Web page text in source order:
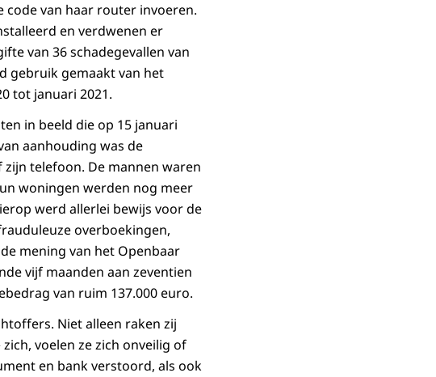
code van haar router invoeren.
en verdwenen er
van 36 schadegevallen van
gebruik gemaakt van het
tot januari 2021.
in beeld die op 15 januari
aanhouding was de
telefoon. De mannen waren
woningen werden nog meer
werd allerlei bewijs voor de
overboekingen,
mening van het Openbaar
vijf maanden aan zeventien
van ruim 137.000 euro.
Niet alleen raken zij
voelen ze zich onveilig of
en bank verstoord, als ook